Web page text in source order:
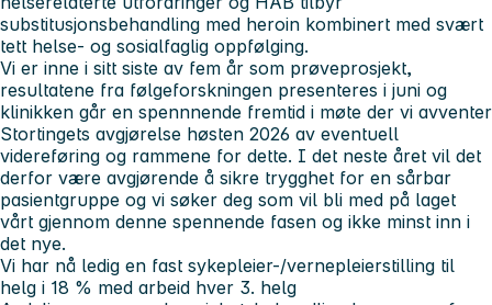
substitusjonsbehandling med heroin kombinert med svært
tett helse- og sosialfaglig oppfølging.
Vi er inne i sitt siste av fem år som prøveprosjekt,
resultatene fra følgeforskningen presenteres i juni og
klinikken går en spennnende fremtid i møte der vi avventer
Stortingets avgjørelse høsten 2026 av eventuell
videreføring og rammene for dette. I det neste året vil det
derfor være avgjørende å sikre trygghet for en sårbar
pasientgruppe og vi søker deg som vil bli med på laget
vårt gjennom denne spennende fasen og ikke minst inn i
det nye.
Vi har nå ledig en fast sykepleier-/vernepleierstilling til
helg i 18 % med arbeid hver 3. helg